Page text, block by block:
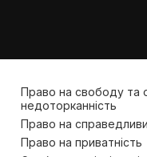
Право на свободу та
недоторканність
Право на
Право на приватність